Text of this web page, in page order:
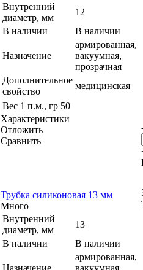
Внутренний
диаметр, мм
12
В наличии
В наличии
Назначение
армированная,
вакуумная,
прозрачная
Дополнительное
свойство
медицинская
Вес 1 п.м., гр 50
Характеристики
Отложить
Сравнить
Трубка силиконовая 13 мм
Много
Внутренний
диаметр, мм
13
В наличии
В наличии
Назначение
армированная,
вакуумная,